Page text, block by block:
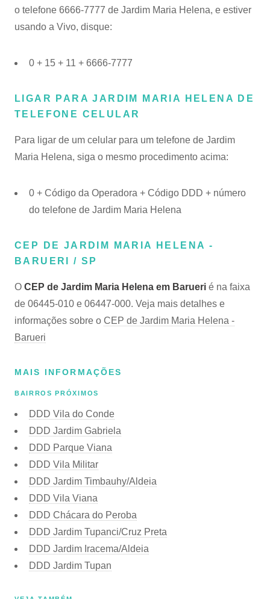
o telefone 6666-7777 de Jardim Maria Helena, e estiver
usando a Vivo, disque:
0 + 15 + 11 + 6666-7777
LIGAR PARA JARDIM MARIA HELENA DE
TELEFONE CELULAR
Para ligar de um celular para um telefone de Jardim
Maria Helena, siga o mesmo procedimento acima:
0 + Código da Operadora + Código DDD + número
do telefone de Jardim Maria Helena
CEP DE JARDIM MARIA HELENA -
BARUERI / SP
O CEP de Jardim Maria Helena em Barueri é na faixa
de 06445-010 e 06447-000. Veja mais detalhes e
informações sobre o CEP de Jardim Maria Helena -
Barueri
MAIS INFORMAÇÕES
BAIRROS PRÓXIMOS
DDD Vila do Conde
DDD Jardim Gabriela
DDD Parque Viana
DDD Vila Militar
DDD Jardim Timbauhy/Aldeia
DDD Vila Viana
DDD Chácara do Peroba
DDD Jardim Tupanci/Cruz Preta
DDD Jardim Iracema/Aldeia
DDD Jardim Tupan